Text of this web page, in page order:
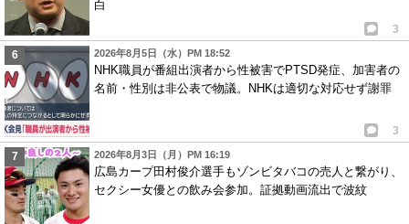
白
3
2026年8月5日（水）PM 18:52
NHK職員が番組出演者から性被害でPTSD発症、加害者の
名前・性別は非公表で物議。NHKは適切な対応せず謝罪
3
2026年8月3日（月）PM 16:19
広島カープ田村俊介選手もゾンビタバコの売人と繋がり、
セクシー女優との飲み会参加。証拠動画流出で波紋